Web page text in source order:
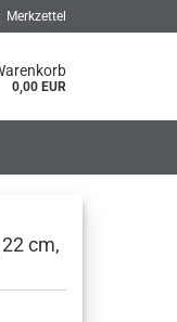
Merkzettel
0,00 EUR
cm,